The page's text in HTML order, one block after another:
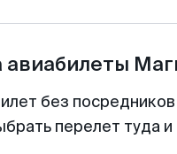
авиабилеты
без
перелет туда